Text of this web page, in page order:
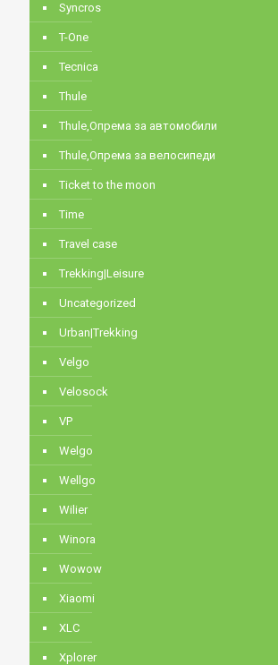
Syncros
T-One
Tecnica
Thule
Thule,Опрема за автомобили
Thule,Опрема за велосипеди
Ticket to the moon
Time
Travel case
Trekking|Leisure
Uncategorized
Urban|Trekking
Velgo
Velosock
VP
Welgo
Wellgo
Wilier
Winora
Wowow
Xiaomi
XLC
Xplorer